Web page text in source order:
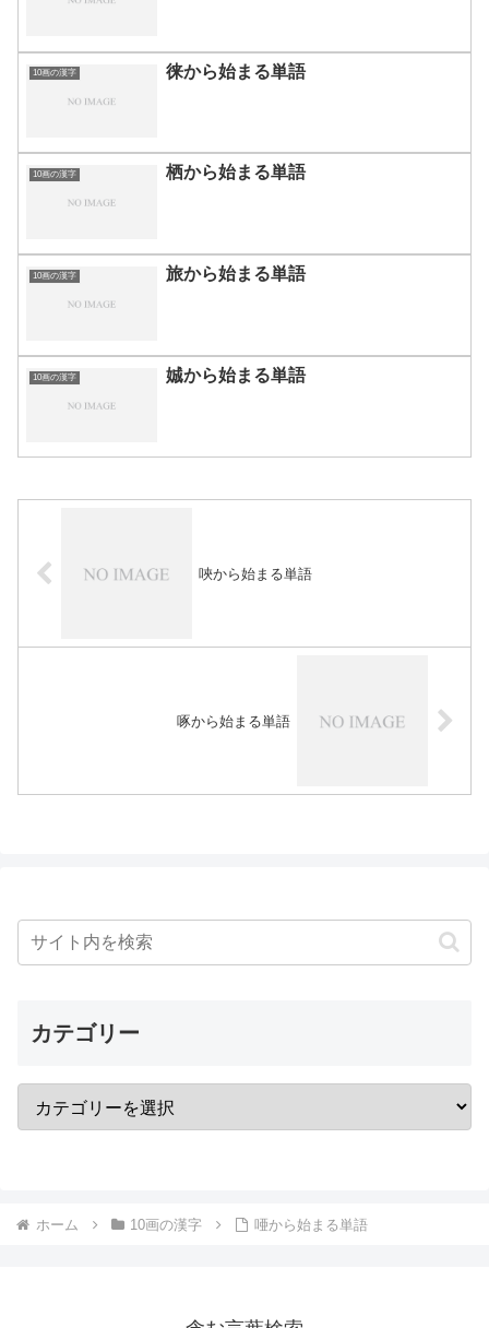
10画の漢字 徕から始まる単語
10画の漢字 栖から始まる単語
10画の漢字 旅から始まる単語
10画の漢字 娍から始まる単語
唊から始まる単語
啄から始まる単語
カテゴリー
ホーム 10画の漢字 唖から始まる単語